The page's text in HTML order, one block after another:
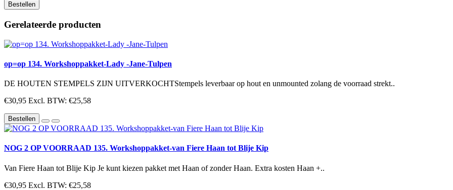
Bestellen
Gerelateerde producten
op=op 134. Workshoppakket-Lady -Jane-Tulpen
DE HOUTEN STEMPELS ZIJN UITVERKOCHTStempels leverbaar op hout en unmounted zolang de voorraad strekt..
€30,95 Excl. BTW: €25,58
Bestellen
NOG 2 OP VOORRAAD 135. Workshoppakket-van Fiere Haan tot Blije Kip
Van Fiere Haan tot Blije Kip Je kunt kiezen pakket met Haan of zonder Haan. Extra kosten Haan +..
€30,95 Excl. BTW: €25,58